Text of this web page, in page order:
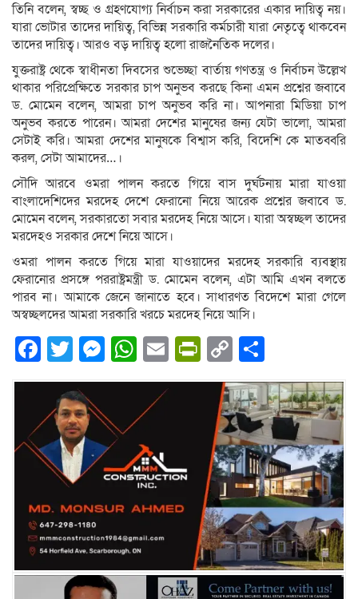
তিনি বলেন, স্বচ্ছ ও গ্রহণযোগ্য নির্বাচন করা সরকারের একার দায়িত্ব নয়।
যারা ভোটার তাদের দায়িত্ব, বিভিন্ন সরকারি কর্মচারী যারা নেতৃত্বে থাকবেন
তাদের দায়িত্ব। আরও বড় দায়িত্ব হলো রাজনৈতিক দলের।
যুক্তরাষ্ট্র থেকে স্বাধীনতা দিবসের শুভেচ্ছা বার্তায় গণতন্ত্র ও নির্বাচন উল্লেখ
থাকার পরিপ্রেক্ষিতে সরকার চাপ অনুভব করছে কিনা এমন প্রশ্নের জবাবে
ড. মোমেন বলেন, আমরা চাপ অনুভব করি না। আপনারা মিডিয়া চাপ
অনুভব করতে পারেন। আমরা দেশের মানুষের জন্য যেটা ভালো, আমরা
সেটাই করি। আমরা দেশের মানুষকে বিশ্বাস করি, বিদেশি কে মাতব্বরি
করল, সেটা আমাদের…।
সৌদি আরবে ওমরা পালন করতে গিয়ে বাস দুর্ঘটনায় মারা যাওয়া
বাংলাদেশিদের মরদেহ দেশে ফেরানো নিয়ে আরেক প্রশ্নের জবাবে ড.
মোমেন বলেন, সরকারতো সবার মরদেহ নিয়ে আসে। যারা অস্বচ্ছল তাদের
মরদেহও সরকার দেশে নিয়ে আসে।
ওমরা পালন করতে গিয়ে মারা যাওয়াদের মরদেহ সরকারি ব্যবস্থায়
ফেরানোর প্রসঙ্গে পররাষ্ট্রমন্ত্রী ড. মোমেন বলেন, এটা আমি এখন বলতে
পারব না। আমাকে জেনে জানাতে হবে। সাধারণত বিদেশে মারা গেলে
অস্বচ্ছলদের আমরা সরকারি খরচে মরদেহ নিয়ে আসি।
Facebook
Twitter
Messenger
WhatsApp
EmailPrintFriendly
Copy
Link